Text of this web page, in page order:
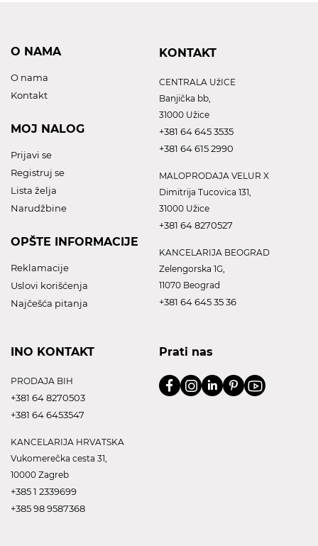
O NAMA
O nama
Kontakt
MOJ NALOG
Prijavi se
Registruj se
Lista želja
Narudžbine
OPŠTE INFORMACIJE
Reklamacije
Uslovi korišćenja
Najčešća pitanja
KONTAKT
CENTRALA UžICE
Banjička bb,
31000 Užice
+381 64 645 3535
+381 64 615 2990
MALOPRODAJA VELUR X
Dimitrija Tucovica 131,
31000 Užice
+381 64 8270527
KANCELARIJA BEOGRAD
Zelengorska 1G,
11070 Beograd
+381 64 645 35 36
INO KONTAKT
PRODAJA BIH
+381 64 8270503
+381 64 6453547
KANCELARIJA HRVATSKA
Vukomerečka cesta 31,
10000 Zagreb
+385 1 2339699
+385 98 9587368
Prati nas